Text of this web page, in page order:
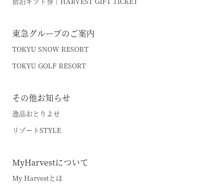
東急グループのご案内
TOKYU SNOW RESORT
TOKYU GOLF RESORT
その他お知らせ
逸品おとりよせ
リゾートSTYLE
MyHarvestについて
My Harvestとは